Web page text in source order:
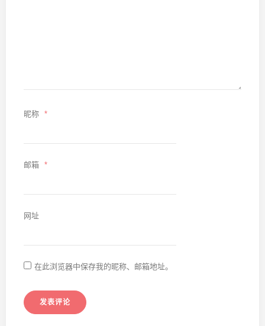
昵称 *
邮箱 *
网址
在此浏览器中保存我的昵称、邮箱地址。